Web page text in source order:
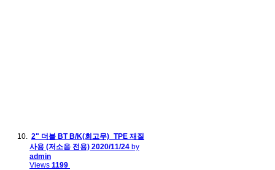
2" 더블 BT B/K(회고무)_TPE 재질
사용 (저소음 전용) 2020/11/24 by
admin
Views 1199